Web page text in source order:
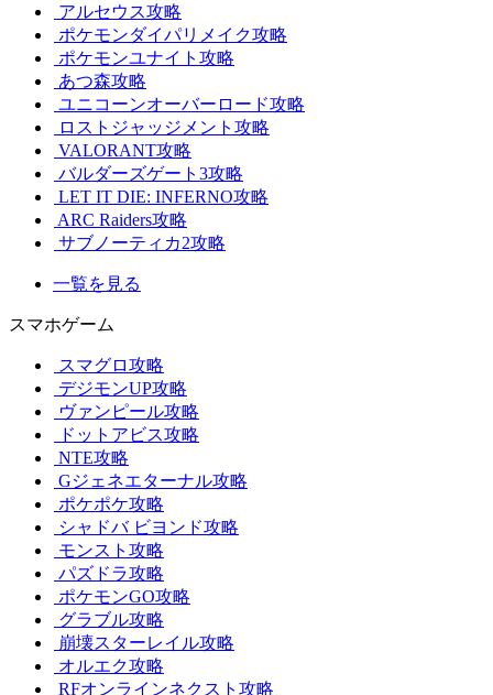
アルセウス攻略
ポケモンダイパリメイク攻略
ポケモンユナイト攻略
あつ森攻略
ユニコーンオーバーロード攻略
ロストジャッジメント攻略
VALORANT攻略
バルダーズゲート3攻略
LET IT DIE: INFERNO攻略
ARC Raiders攻略
サブノーティカ2攻略
一覧を見る
スマホゲーム
スマグロ攻略
デジモンUP攻略
ヴァンピール攻略
ドットアビス攻略
NTE攻略
Gジェネエターナル攻略
ポケポケ攻略
シャドバ ビヨンド攻略
モンスト攻略
パズドラ攻略
ポケモンGO攻略
グラブル攻略
崩壊スターレイル攻略
オルエク攻略
RFオンラインネクスト攻略